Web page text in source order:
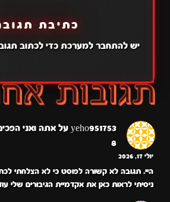
כתיבת
יש להתחבר למערכתכדי לכתוב
yeho951753 על
8
יולי 17, 2026
היי. תגובה לא קשורה לפוסט כי לא הצלחתי
ניסיתי לראות כאן את אקדמיית הגיבורים שלי